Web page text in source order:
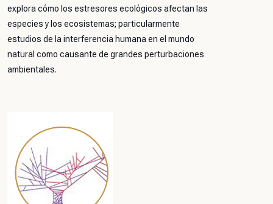
explora cómo los estresores ecológicos afectan las
especies y los ecosistemas; particularmente
estudios de la interferencia humana en el mundo
natural como causante de grandes perturbaciones
ambientales.